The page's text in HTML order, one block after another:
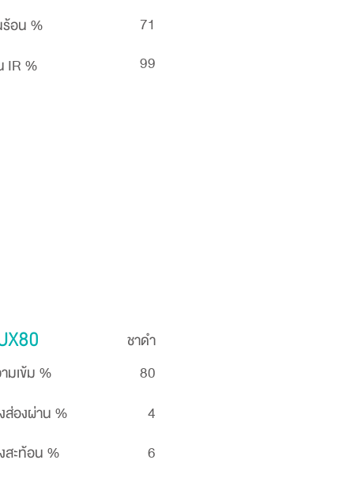
อน %
IR %
71
99
ชาดำ
มเข้ม %
80
ส่องผ่าน %
สะท้อน %
4
6